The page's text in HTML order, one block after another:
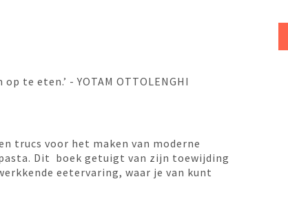
te eten.’ - YOTAM OTTOLENGHI
trucs voor het maken van moderne
Dit boek getuigt van zijn toewijding
eetervaring, waar je van kunt